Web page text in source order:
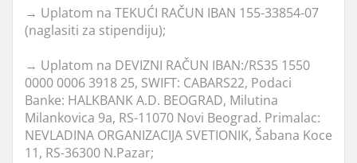
→ Uplatom na TEKUĆI RAČUN IBAN 155-33854-07
(naglasiti za stipendiju);
→ Uplatom na DEVIZNI RAČUN IBAN:/RS35 1550
0000 0006 3918 25, SWIFT: CABARS22, Podaci
Banke: HALKBANK A.D. BEOGRAD, Milutina
Milankovica 9a, RS-11070 Novi Beograd. Primalac:
NEVLADINA ORGANIZACIJA SVETIONIK, Šabana Koce
11, RS-36300 N.Pazar;